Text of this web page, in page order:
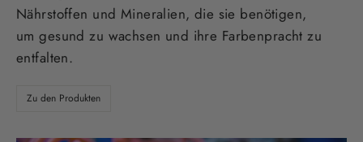
Nährstoffen und Mineralien, die sie benötigen,
um gesund zu wachsen und ihre Farbenpracht zu
entfalten.
Zu den Produkten